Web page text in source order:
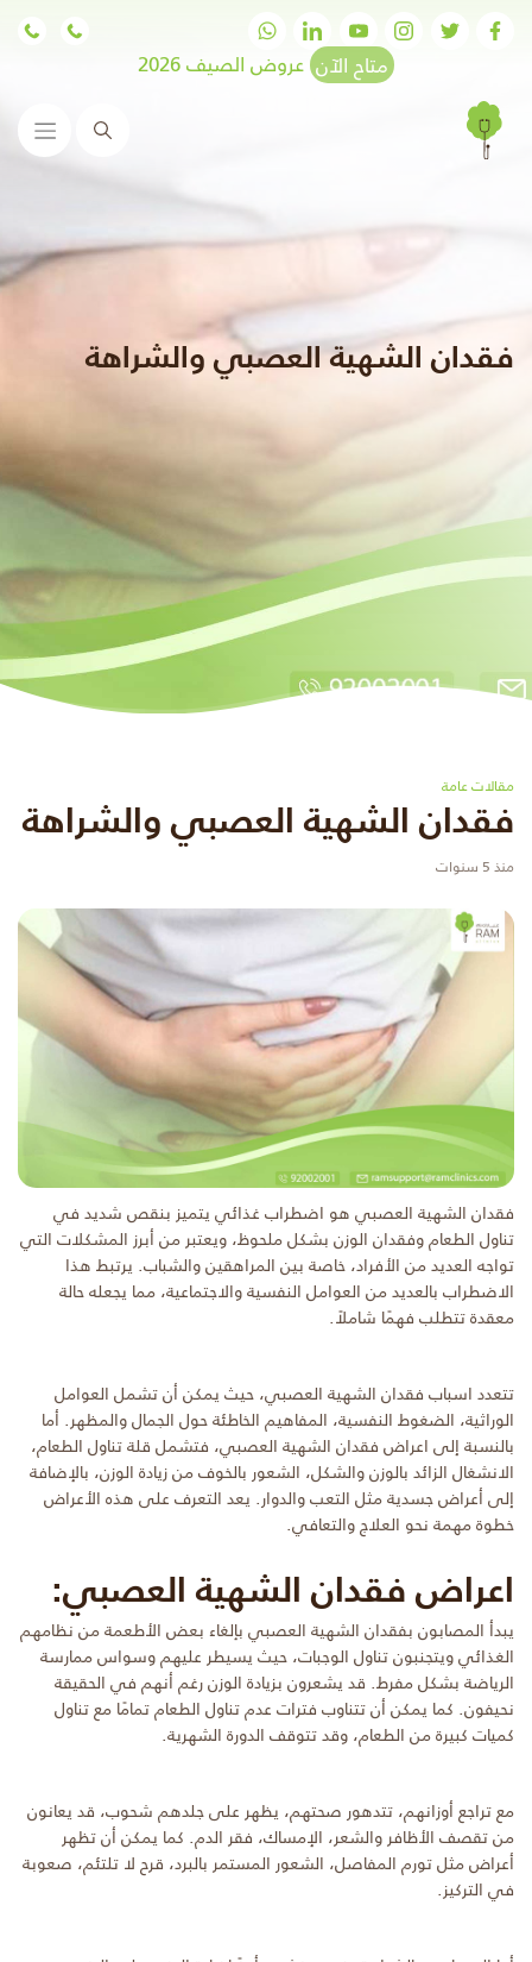
متاح الآن عروض الصيف 2026
البحث
فقدان الشهية العصبي والشراهة
مقالات عامة
فقدان الشهية العصبي والشراهة
منذ 5 سنوات
فقدان الشهية العصبي هو اضطراب غذائي يتميز بنقص شديد في
تناول الطعام وفقدان الوزن بشكل ملحوظ، ويعتبر من أبرز المشكلات التي
تواجه العديد من الأفراد، خاصة بين المراهقين والشباب. يرتبط هذا
الاضطراب بالعديد من العوامل النفسية والاجتماعية، مما يجعله حالة
معقدة تتطلب فهمًا شاملاً.
تتعدد اسباب فقدان الشهية العصبي، حيث يمكن أن تشمل العوامل
الوراثية، الضغوط النفسية، المفاهيم الخاطئة حول الجمال والمظهر. أما
بالنسبة إلى اعراض فقدان الشهية العصبي، فتشمل قلة تناول الطعام،
الانشغال الزائد بالوزن والشكل، الشعور بالخوف من زيادة الوزن، بالإضافة
إلى أعراض جسدية مثل التعب والدوار. يعد التعرف على هذه الأعراض
خطوة مهمة نحو العلاج والتعافي.
اعراض فقدان الشهية العصبي:
يبدأ المصابون بفقدان الشهية العصبي بإلغاء بعض الأطعمة من نظامهم
الغذائي ويتجنبون تناول الوجبات، حيث يسيطر عليهم وسواس ممارسة
الرياضة بشكل مفرط. قد يشعرون بزيادة الوزن رغم أنهم في الحقيقة
نحيفون. كما يمكن أن تتناوب فترات عدم تناول الطعام تمامًا مع تناول
كميات كبيرة من الطعام، وقد تتوقف الدورة الشهرية.
مع تراجع أوزانهم، تتدهور صحتهم، يظهر على جلدهم شحوب، قد يعانون
من تقصف الأظافر والشعر، الإمساك، فقر الدم. كما يمكن أن تظهر
أعراض مثل تورم المفاصل، الشعور المستمر بالبرد، قرح لا تلتئم، صعوبة
في التركيز.